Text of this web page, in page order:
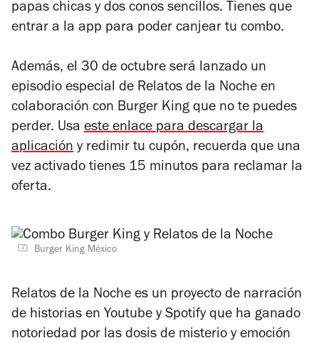
papas chicas y dos conos sencillos. Tienes que
entrar a la app para poder canjear tu combo.
Además, el 30 de octubre será lanzado un
episodio especial de Relatos de la Noche en
colaboración con Burger King que no te puedes
perder. Usa este enlace para descargar la
aplicación y redimir tu cupón, recuerda que una
vez activado tienes 15 minutos para reclamar la
oferta.
Burger King México
Relatos de la Noche es un proyecto de narración
de historias en Youtube y Spotify que ha ganado
notoriedad por las dosis de misterio y emoción